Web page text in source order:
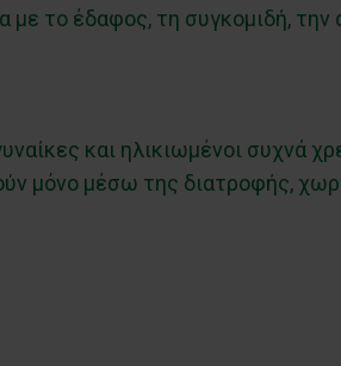
με το έδαφος, τη συγκομιδή,
και ηλικιωμένοι συχνά
μόνο μέσω της διατροφής,